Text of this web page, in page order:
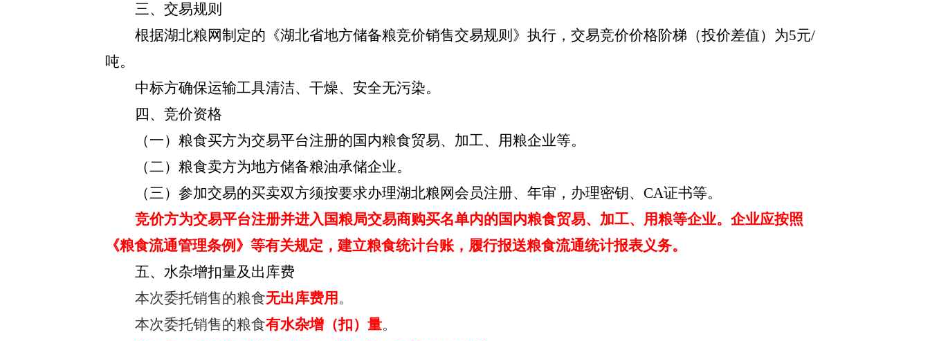
三、交易规则
根据湖北粮网制定的《湖北省地方储备粮竞价销售交易规则》执行，交易竞价价格阶梯（投价差值）为5元/
吨。
中标方确保运输工具清洁、干燥、安全无污染。
四、竞价资格
（一）粮食买方为交易平台注册的国内粮食贸易、加工、用粮企业等。
（二）粮食卖方为地方储备粮油承储企业。
（三）参加交易的买卖双方须按要求办理湖北粮网会员注册、年审，办理密钥、 CA证书等。
竞价方为交易平台注册并进入国粮局交易商购买名单内的国内粮食贸易、加工、用粮等企业。企业应按照
《粮食流通管理条例》等有关规定，建立粮食统计台账，履行报送粮食流通统计报表义务。
五、水杂增扣量及出库费
本次委托销售的粮食无出库费用 。
本次委托销售的粮食有水杂增（扣）量。